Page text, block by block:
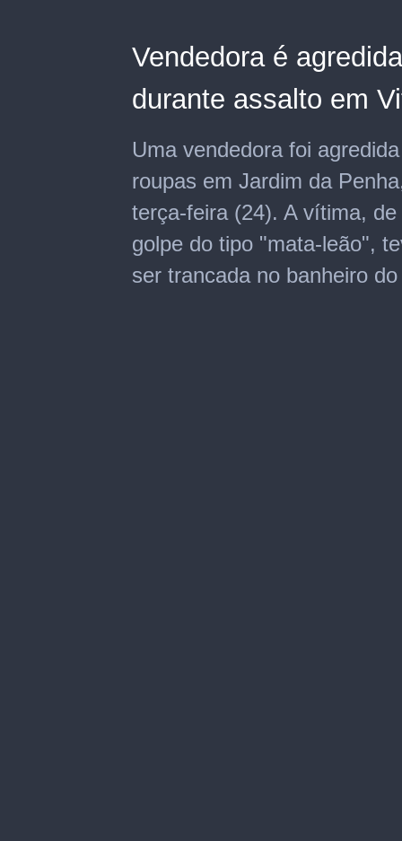
Vendedora é
durante assalto em
Uma vendedora foi
roupas em Jardim da
terça-feira (24). A vítima,
golpe do tipo "mata-leão",
ser trancada no banheiro